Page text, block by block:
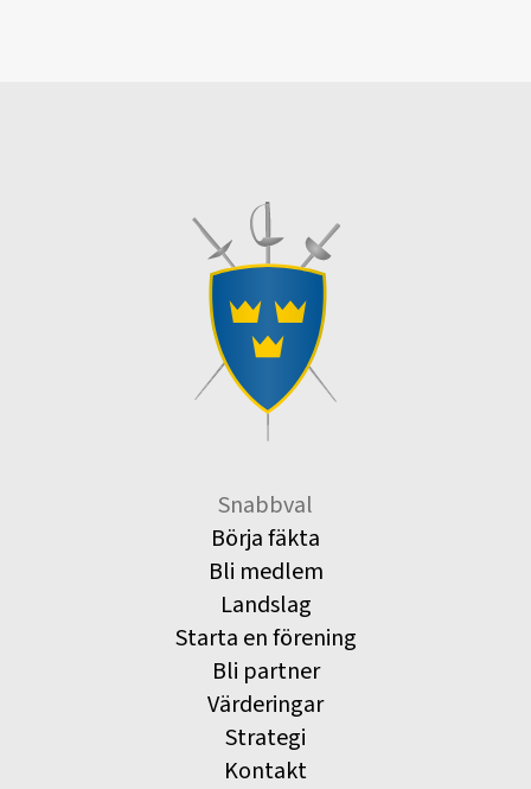
Snabbval
Börja fäkta
Bli medlem
Landslag
Starta en förening
Bli partner
Värderingar
Strategi
Kontakt